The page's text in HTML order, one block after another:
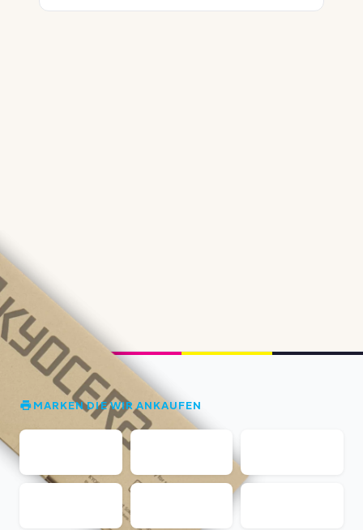
MARKEN DIE WIR ANKAUFEN